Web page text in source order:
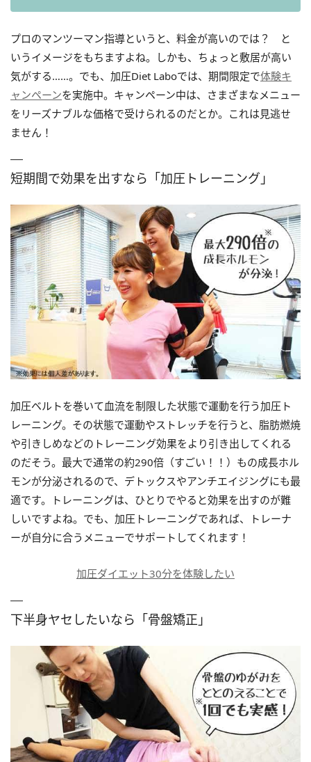
プロのマンツーマン指導というと、料金が高いのでは？ と
いうイメージをもちますよね。しかも、ちょっと敷居が高い
気がする……。でも、加圧Diet Laboでは、期間限定で体験キ
ャンペーンを実施中。キャンペーン中は、さまざまなメニュー
をリーズナブルな価格で受けられるのだとか。これは見逃せ
ません！
短期間で効果を出すなら「加圧トレーニング」
加圧ベルトを巻いて血流を制限した状態で運動を行う加圧ト
レーニング。その状態で運動やストレッチを行うと、脂肪燃焼
や引きしめなどのトレーニング効果をより引き出してくれる
のだそう。最大で通常の約290倍（すごい！！）もの成長ホル
モンが分泌されるので、デトックスやアンチエイジングにも最
適です。トレーニングは、ひとりでやると効果を出すのが難
しいですよね。でも、加圧トレーニングであれば、トレーナ
ーが自分に合うメニューでサポートしてくれます！
加圧ダイエット30分を体験したい
下半身ヤセしたいなら「骨盤矯正」